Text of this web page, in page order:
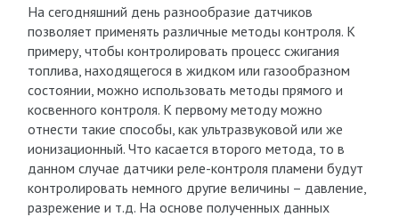
На сегодняшний день разнообразие датчиков
позволяет применять различные методы контроля. К
примеру, чтобы контролировать процесс сжигания
топлива, находящегося в жидком или газообразном
состоянии, можно использовать методы прямого и
косвенного контроля. К первому методу можно
отнести такие способы, как ультразвуковой или же
ионизационный. Что касается второго метода, то в
данном случае датчики реле-контроля пламени будут
контролировать немного другие величины – давление,
разрежение и т.д. На основе полученных данных